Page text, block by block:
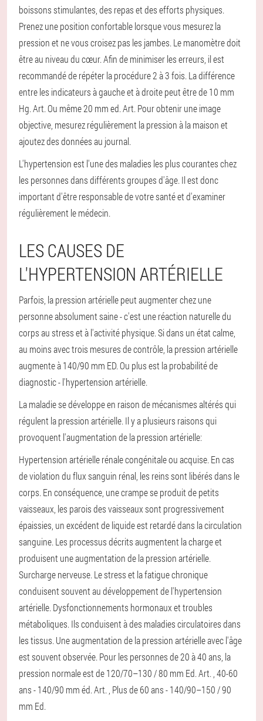
boissons stimulantes, des repas et des efforts physiques.
Prenez une position confortable lorsque vous mesurez la
pression et ne vous croisez pas les jambes. Le manomètre doit
être au niveau du cœur.Afin de minimiser les erreurs, il est
recommandé de répéter la procédure 2 à 3 fois. La différence
entre les indicateurs à gauche et à droite peut être de 10 mm
Hg. Art. Ou même 20 mm ed. Art. Pour obtenir une image
objective, mesurez régulièrement la pression à la maison et
ajoutez des données au journal.
L'hypertension est l'une des maladies les plus courantes chez
les personnes dans différents groupes d'âge. Il est donc
important d'être responsable de votre santé et d'examiner
régulièrement le médecin.
LES CAUSES DE
L'HYPERTENSION ARTÉRIELLE
Parfois, la pression artérielle peut augmenter chez une
personne absolument saine - c'est une réaction naturelle du
corps au stress et à l'activité physique. Si dans un état calme,
au moins avec trois mesures de contrôle, la pression artérielle
augmente à 140/90 mm ED. Ou plus est la probabilité de
diagnostic - l'hypertension artérielle.
La maladie se développe en raison de mécanismes altérés qui
régulent la pression artérielle. Il y a plusieurs raisons qui
provoquent l'augmentation de la pression artérielle:
Hypertension artérielle rénale congénitale ou acquise. En cas
de violation du flux sanguin rénal, les reins sont libérés dans le
corps. En conséquence, une crampe se produit de petits
vaisseaux, les parois des vaisseaux sont progressivement
épaissies, un excédent de liquide est retardé dans la circulation
sanguine. Les processus décrits augmentent la charge et
produisent une augmentation de la pression artérielle.
Surcharge nerveuse. Le stress et la fatigue chronique
conduisent souvent au développement de l'hypertension
artérielle. Dysfonctionnements hormonaux et troubles
métaboliques. Ils conduisent à des maladies circulatoires dans
les tissus. Une augmentation de la pression artérielle avec l'âge
est souvent observée. Pour les personnes de 20 à 40 ans, la
pression normale est de 120/70–130 / 80 mm Ed. Art. , 40-60
ans - 140/90 mm éd. Art. , Plus de 60 ans - 140/90–150 / 90
mm Ed.